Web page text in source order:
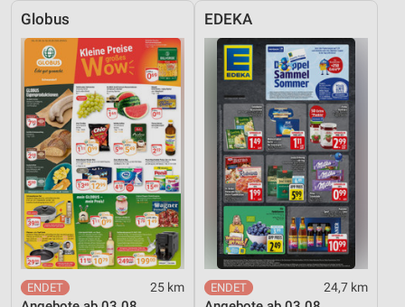
Globus
25 km
EDEKA
24,7 km